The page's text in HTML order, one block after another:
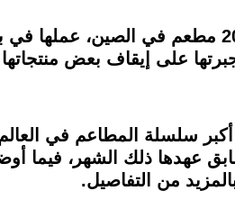
تستأنف الشركة العالمية "ماكدونالدز" التي
على إيقاف بعض
سلسلة المطاعم في
عهدها ذلك الشهر، فيما
من التفاصيل.